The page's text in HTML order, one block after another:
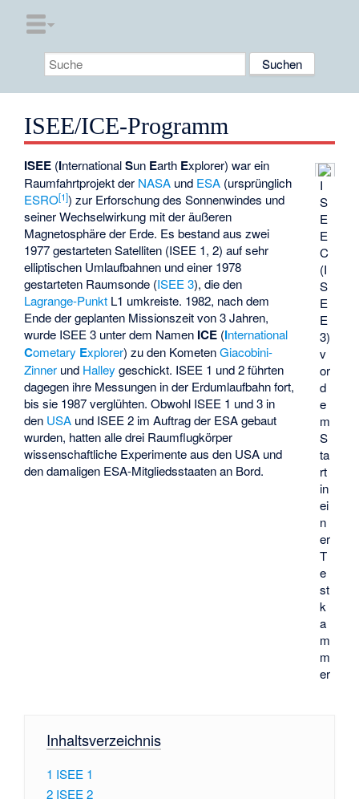
ISEE/ICE-Programm
I
S
E
E
C
(I
S
E
E
3)
v
or
d
e
m
S
ta
rt
in
ei
n
er
T
e
st
k
a
m
m
er
ISEE (InternationalSun Earth Explorer) war ein
Raumfahrtprojekt der NASA und ESA (ursprünglich
ESRO[1]) zur Erforschung des Sonnenwindes und
seiner Wechselwirkung mit der äußeren
Magnetosphäre der Erde. Es bestand aus zwei
1977 gestarteten Satelliten (ISEE 1, 2) auf sehr
elliptischen Umlaufbahnen und einer 1978
gestarteten Raumsonde (ISEE 3), die den
Lagrange-Punkt L1 umkreiste. 1982, nach dem
Ende der geplanten Missionszeit von 3 Jahren,
wurde ISEE 3 unter dem Namen ICE (International
Cometary Explorer) zu den KometenGiacobini-
Zinner und Halley geschickt. ISEE 1 und 2 führten
dagegen ihre Messungen in der Erdumlaufbahn fort,
bis sie 1987 verglühten. Obwohl ISEE 1 und 3 in
den USA und ISEE 2 im Auftrag der ESA gebaut
wurden, hatten alle drei Raumflugkörper
wissenschaftliche Experimente aus den USA und
den damaligen ESA-Mitgliedsstaaten an Bord.
Inhaltsverzeichnis
1 ISEE 1
2 ISEE 2